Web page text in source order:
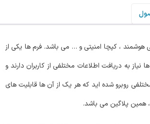
، کپچا امنیتی و … می باشد. فرم ها یکی از
به دریافت اطلاعات مختلفی از کاربران دارند و
روبرو شده اید که هر یک از آن ها قابلیت های
همین پلاگین می باشد.